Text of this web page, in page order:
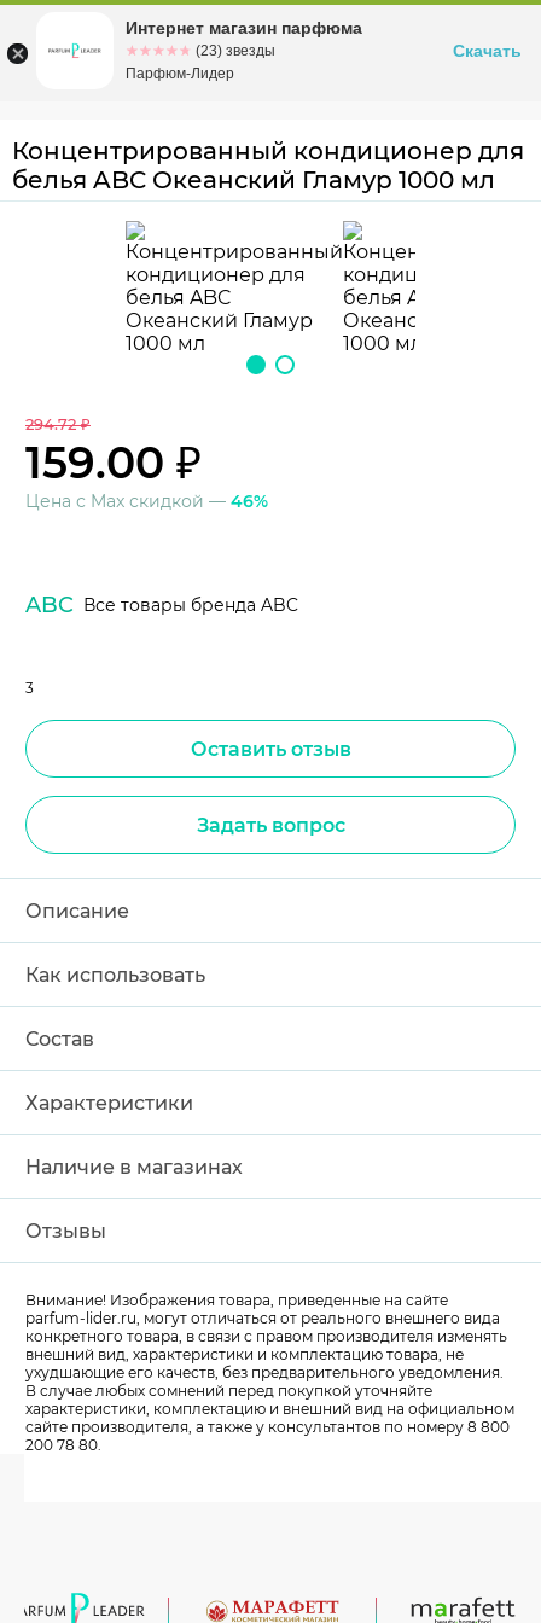
Омскул. Заозерная, 11, к. 1
Концентрированный кондиционер для
белья ABC Океанский Гламур 1000 мл
294.72 ₽
159.00 ₽
Цена с Max скидкой — 46%
ABC Все товары бренда ABC
3
Оставить отзыв
Задать вопрос
Описание
Как использовать
Состав
Характеристики
Наличие в магазинах
Отзывы
Внимание! Изображения товара, приведенные на сайте
parfum-lider.ru, могут отличаться от реального внешнего вида
конкретного товара, в связи с правом производителя изменять
внешний вид, характеристики и комплектацию товара, не
ухудшающие его качеств, без предварительного уведомления.
В случае любых сомнений перед покупкой уточняйте
характеристики, комплектацию и внешний вид на официальном
сайте производителя, а также у консультантов по номеру 8 800
200 78 80.
Интернет магазин парфюма
☆☆☆☆☆
★★★★★ (23) звезды
Парфюм-Лидер
Скачать